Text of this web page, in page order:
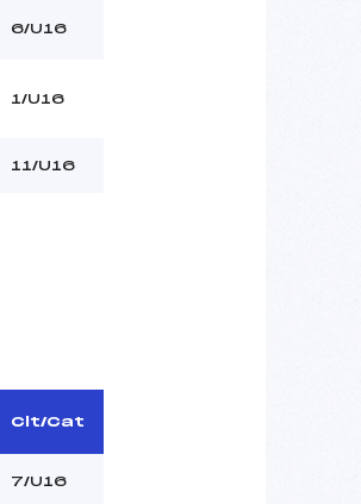
6/U16
1/U16
11/U16
Clt/Cat
7/U16